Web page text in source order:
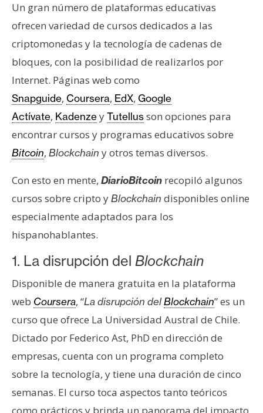
e
r
e
u
I
n
á
l
s
i
N
o
t
a
s
e
Un gran número de plataformas educativas
ofrecen variedad de cursos dedicados a las
criptomonedas y la tecnología de cadenas de
bloques, con la posibilidad de realizarlos por
Internet. Páginas web como
Snapguide, Coursera, EdX, Google
Actívate, KadenzeyTutellusson opciones para
encontrar cursos y programas educativos sobre
Bitcoin, Blockchain y otros temas diversos.
Con esto en mente, DiarioBitcoin recopiló algunos
cursos sobre cripto yBlockchain disponibles online
especialmente adaptados para los
hispanohablantes.
1. La disrupción del Blockchain
Disponible de manera gratuita en la plataforma
web Coursera, “La disrupción delBlockchain” es un
curso que ofrece La Universidad Austral de Chile.
Dictado por Federico Ast, PhD en dirección de
empresas, cuenta con un programa completo
sobre la tecnología, y tiene una duración de cinco
semanas. El curso toca aspectos tanto teóricos